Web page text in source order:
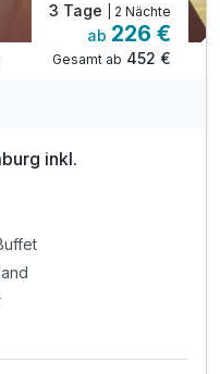
3 Tage | 2 Nächte
ab 226 €
Gesamt ab 452 €
inkl.